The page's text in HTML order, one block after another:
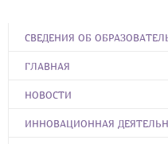
СВЕДЕНИЯ ОБ
ГЛАВНАЯ
НОВОСТИ
ИННОВАЦИОННАЯ